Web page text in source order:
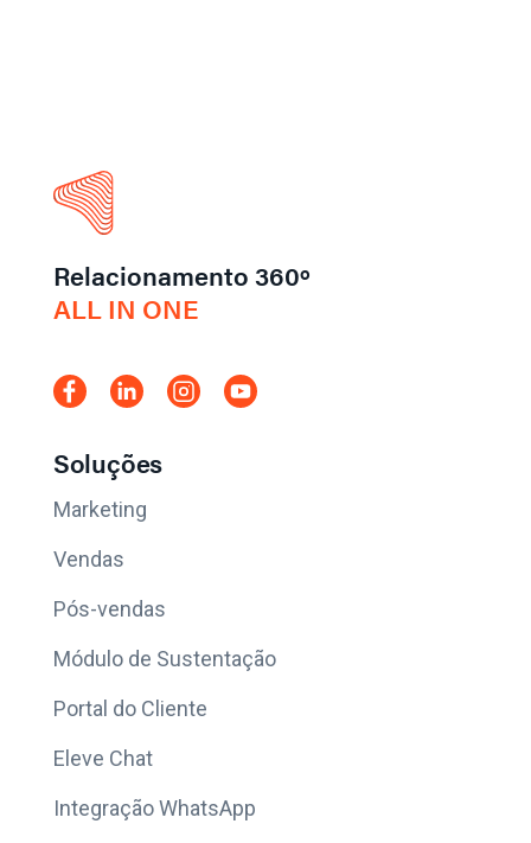
Relacionamento 360º
ALL IN ONE
Soluções
Marketing
Vendas
Pós-vendas
Módulo de Sustentação
Portal do Cliente
Eleve Chat
Integração WhatsApp